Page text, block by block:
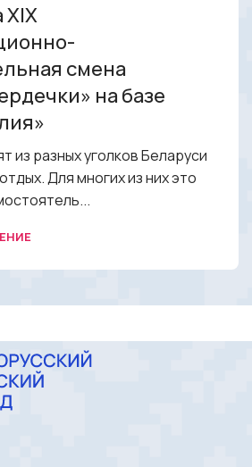
смена
на базе
из разных уголков Беларуси
Для многих из них это